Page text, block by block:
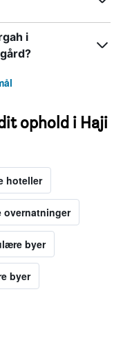
i
ophold i Haji
hoteller
overnatninger
byer
byer